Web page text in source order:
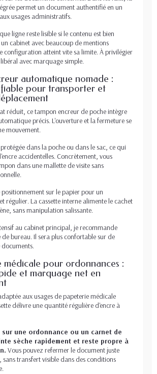
permet un document authentifié en un
usages administratifs.
ligne reste lisible si le contenu est bien
cabinet avec beaucoup de mentions
configuration atteint vite sa limite. À privilégier
avec marquage simple.
automatique nomade :
fiable pour transporter et
réduit, ce tampon encreur de poche intègre
précis. L'ouverture et la fermeture se
mouvement.
dans la poche ou dans le sac, ce qui
accidentelles. Concrètement, vous
dans une mallette de visite sans
positionnement sur le papier pour un
régulier. La cassette interne alimente le cachet
sans manipulation salissante.
au cabinet principal, je recommande
bureau. Il sera plus confortable sur de
documents.
médicale pour ordonnances :
et marquage net en
aux usages de papeterie médicale
délivre une quantité régulière d'encre à
une ordonnance ou un carnet de
sèche rapidement et reste propre à
Vous pouvez refermer le document juste
transfert visible dans des conditions